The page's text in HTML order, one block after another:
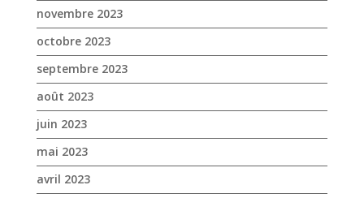
mai 2023
avril 2023
mars 2023
janvier 2023
décembre 2022
novembre 2022
octobre 2022